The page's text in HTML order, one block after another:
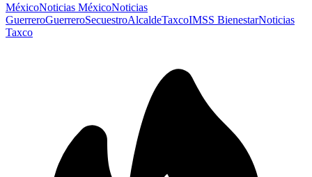
MéxicoNoticias MéxicoNoticias
GuerreroGuerreroSecuestroAlcaldeTaxcoIMSS BienestarNoticias
Taxco